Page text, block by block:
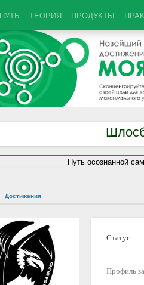
ПУТЬ ТЕОРИЯ ПРОДУКТЫ
Путь осознанной
Достижения
Статус:
Профиль